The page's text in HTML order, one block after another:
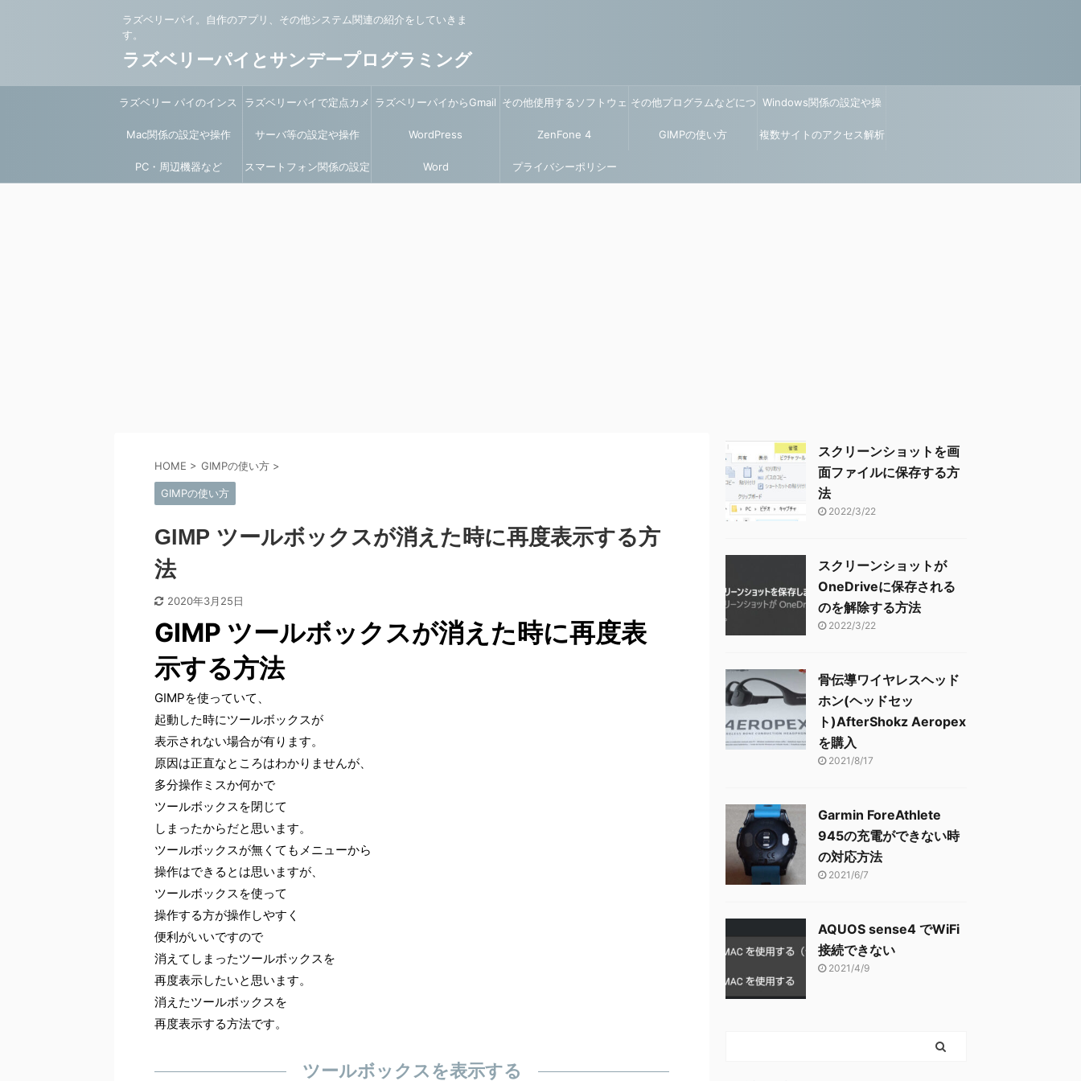
ラズベリーパイ。自作のアプリ、その他システム関連の紹介をしていきま
す。
ラズベリーパイとサンデープログラミング
ラズベリー パイのインス
トールと環境設定
ラズベリーパイで定点カメ
ラ
ラズベリーパイからGmail
を使ってメール送信
その他使用するソフトウェ
アの説明
その他プログラムなどにつ
いて
Windows関係の設定や操
作
Mac関係の設定や操作 サーバ等の設定や操作 WordPress ZenFone 4
Max(ZC520KL)関係
GIMPの使い方 複数サイトのアクセス解析
PC・周辺機器など スマートフォン関係の設定 Word プライバシーポリシー
HOME > GIMPの使い方 >
GIMPの使い方
GIMP ツールボックスが消えた時に再度表示する方
法
2020年3月25日
GIMP ツールボックスが消えた時に再度表
示する方法
GIMPを使っていて、
起動した時にツールボックスが
表示されない場合が有ります。
原因は正直なところはわかりませんが、
多分操作ミスか何かで
ツールボックスを閉じて
しまったからだと思います。
ツールボックスが無くてもメニューから
操作はできるとは思いますが、
ツールボックスを使って
操作する方が操作しやすく
便利がいいですので
消えてしまったツールボックスを
再度表示したいと思います。
消えたツールボックスを
再度表示する方法です。
ツールボックスを表示する
スクリーンショットを画
面ファイルに保存する方
法
2022/3/22
スクリーンショットが
OneDriveに保存される
のを解除する方法
2022/3/22
骨伝導ワイヤレスヘッド
ホン(ヘッドセッ
ト)AfterShokz Aeropex
を購入
2021/8/17
Garmin ForeAthlete
945の充電ができない時
の対応方法
2021/6/7
AQUOS sense4 でWiFi
接続できない
2021/4/9